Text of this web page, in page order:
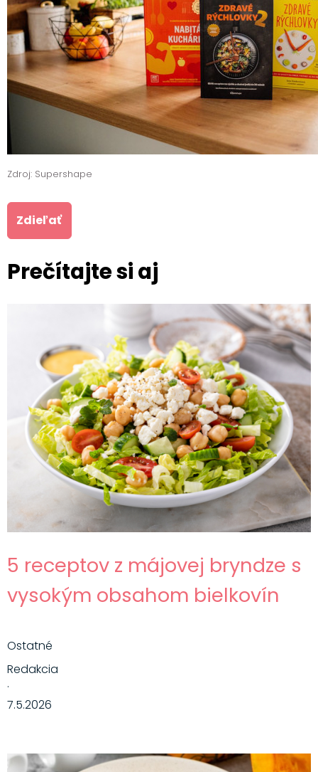
Zdroj: Supershape
Zdieľať
Prečítajte si aj
5 receptov z májovej bryndze s
vysokým obsahom bielkovín
Ostatné
Redakcia
·
7.5.2026